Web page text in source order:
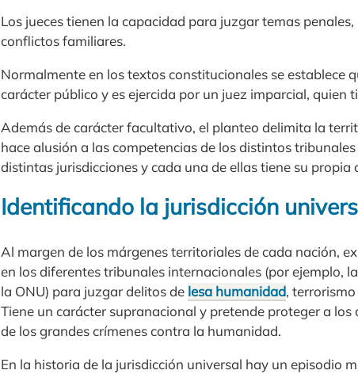
Los jueces tienen la capacidad para juzgar temas
conflictos familiares.
Normalmente en los textos constitucionales se establece
carácter público y es ejercida por un juez imparcial, quien
Además de carácter facultativo, el planteo delimita la
hace alusión a las competencias de los distintos
distintas jurisdicciones y cada una de ellas tiene su propia
Identificando la jurisdicción
Al margen de los márgenes territoriales de cada nación,
en los diferentes tribunales internacionales (por ejemplo,
la ONU) para juzgar delitos de lesa humanidad,
Tiene un carácter supranacional y pretende proteger a
de los grandes crímenes contra la humanidad.
En la historia de la jurisdicción universal hay un episodio